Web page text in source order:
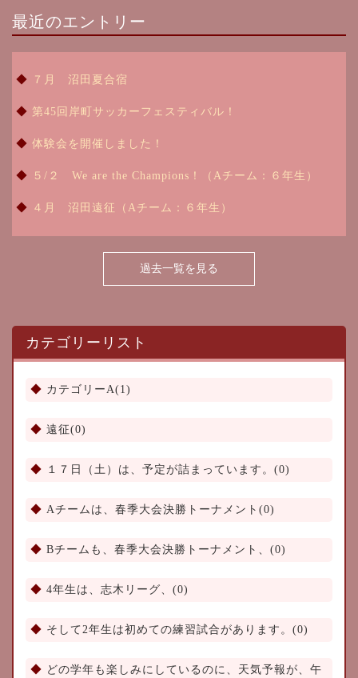
最近のエントリー
７月 沼田夏合宿
第45回岸町サッカーフェスティバル！
体験会を開催しました！
５/２ We are the Champions！（Aチーム：６年生）
４月 沼田遠征（Aチーム：６年生）
過去一覧を見る
カテゴリーリスト
カテゴリーA(1)
遠征(0)
１７日（土）は、予定が詰まっています。(0)
Aチームは、春季大会決勝トーナメント(0)
Bチームも、春季大会決勝トーナメント、(0)
4年生は、志木リーグ、(0)
そして2年生は初めての練習試合があります。(0)
どの学年も楽しみにしているのに、天気予報が、午